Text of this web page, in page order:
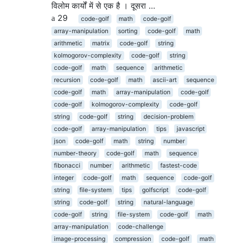
विलोम कार्यों में से एक है । दूसरा …
29
code-golf math
code-golf
array-manipulation
sorting code-golf
math
arithmetic
matrix code-golf
string
kolmogorov-complexity
code-golf
string
code-golf
math sequence
arithmetic
recursion
code-golf math ascii-art
sequence
code-golf
math array-manipulation
code-golf
code-golf
kolmogorov-complexity
code-golf
string
code-golf string
decision-problem
code-golf
array-manipulation tips
javascript
json
code-golf math string
number
number-theory
code-golf math
sequence
fibonacci
number arithmetic
fastest-code
integer
code-golf math sequence
code-golf
string
file-system tips golfscript
code-golf
string
code-golf string
natural-language
code-golf
string file-system code-golf
math
array-manipulation
code-challenge
image-processing
compression code-golf
math